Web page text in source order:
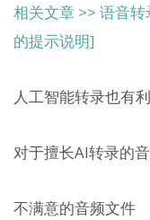
相关文章 >> 语音
的提示说明]
人工智能转录也有利
对于擅长AI转录的音
不满意的音频文件